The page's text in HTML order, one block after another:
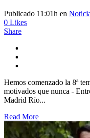
Publicado 11:01h en
0 Likes
Share
Hemos comenzado la 8ª
motivados que nunca -
Madrid Río...
Read More